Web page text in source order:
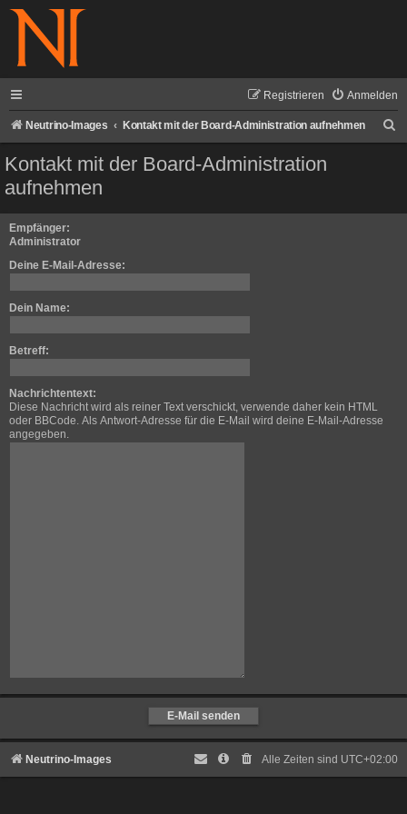
Anmelden
Registrieren
Neutrino-Images Kontakt mit der Board-Administration aufnehmen
Kontakt mit der Board-Administration
aufnehmen
Empfänger:
Administrator
Deine E-Mail-Adresse:
Dein Name:
Betreff:
Nachrichtentext:
Diese Nachricht wird als reiner Text verschickt, verwende daher kein HTML
oder BBCode. Als Antwort-Adresse für die E-Mail wird deine E-Mail-Adresse
angegeben.
Neutrino-Images Alle Zeiten sind UTC+02:00